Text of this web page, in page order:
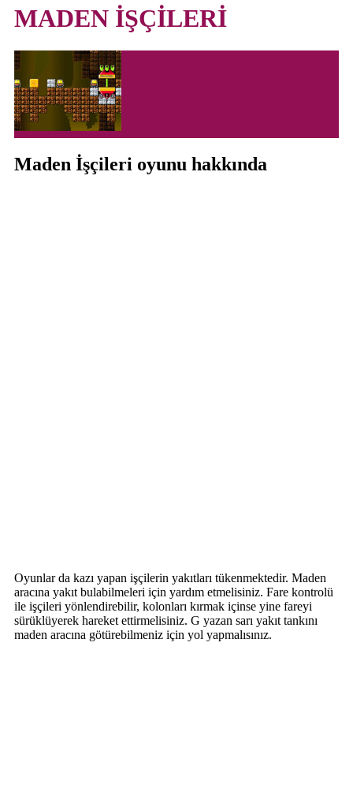
MADEN İŞÇİLERİ
Maden İşçileri oyunu hakkında
Oyunlar da kazı yapan işçilerin yakıtları tükenmektedir. Maden
aracına yakıt bulabilmeleri için yardım etmelisiniz. Fare kontrolü
ile işçileri yönlendirebilir, kolonları kırmak içinse yine fareyi
sürüklüyerek hareket ettirmelisiniz. G yazan sarı yakıt tankını
maden aracına götürebilmeniz için yol yapmalısınız.